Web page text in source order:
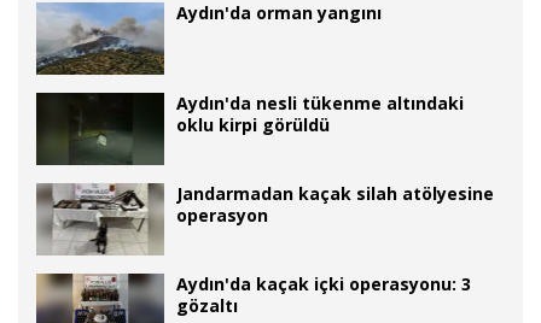
Aydın'da orman yangını
Aydın'da nesli tükenme altındaki
oklu kirpi görüldü
Jandarmadan kaçak silah atölyesine
operasyon
Aydın'da kaçak içki operasyonu: 3
gözaltı